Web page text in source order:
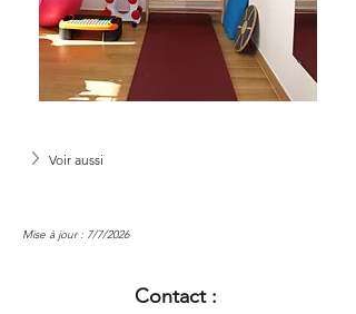
Voir aussi
Mise à jour : 7/7/2026
Contact :